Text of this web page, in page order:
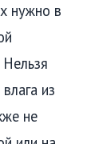
нужно в
из
не